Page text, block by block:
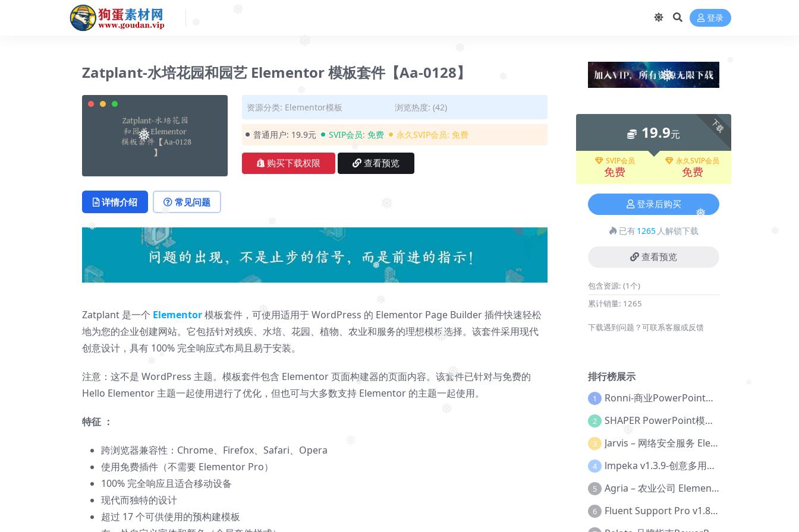
❅
❅ ❅
❅
❅
❅
❅
❅
❅
❅
❅
❅ 登录
Zatplant-水培花园和园艺 Elementor 模板套件【Aa-0128】
资源分类: Elementor模板 浏览热度: (42)
普通用户: 19.9元 SVIP会员: 免费 永久SVIP会员: 免费
购买下载权限 查看预览
详情介绍 常见问题
Zatplant 是一个 Elementor模板套件，可使用适用于 WordPress 的 Elementor Page Builder 插件快速轻松
地为您的企业创建网站。它包括针对残疾、水培、花园、植物、农业和服务的理想模板选择。该套件采用现代
创意设计，具有 100% 完全响应式布局且易于安装。
注意：这不是 WordPress 主题。模板套件包含 Elementor 页面构建器的页面内容。该套件已针对与免费的
Hello Elementor 主题一起使用进行了优化，但也可与大多数支持 Elementor 的主题一起使用。
特征 ：
跨浏览器兼容性：Chrome、Firefox、Safari、Opera
使用免费插件（不需要 Elementor Pro）
100% 完全响应且适合移动设备
现代而独特的设计
超过 17 个可供使用的预构建模板
下载
19.9元
SVIP会员
免费
永久SVIP会员
免费
登录后购买
已有1265 人解锁下载
查看预览
包含资源: (1个)
累计销量: 1265
下载遇到问题？可联系客服或反馈
排行榜展示
1 Ronni-商业PowerPoint模板【Dc-0077】
2 SHAPER PowerPoint模板【Dc-0184】
3 Jarvis – 网络安全服务 Elementor 模板套件【Aa-0035】
4 lmpeka v1.3.9-创意多用途 WordPress 主题【Be-0064】
5 Agria – 农业公司 Elementor Pro 模板套件【Aa-0003】
6 Fluent Support Pro v1.8.1 – WordPress 支持票务系统【Cc-0041】